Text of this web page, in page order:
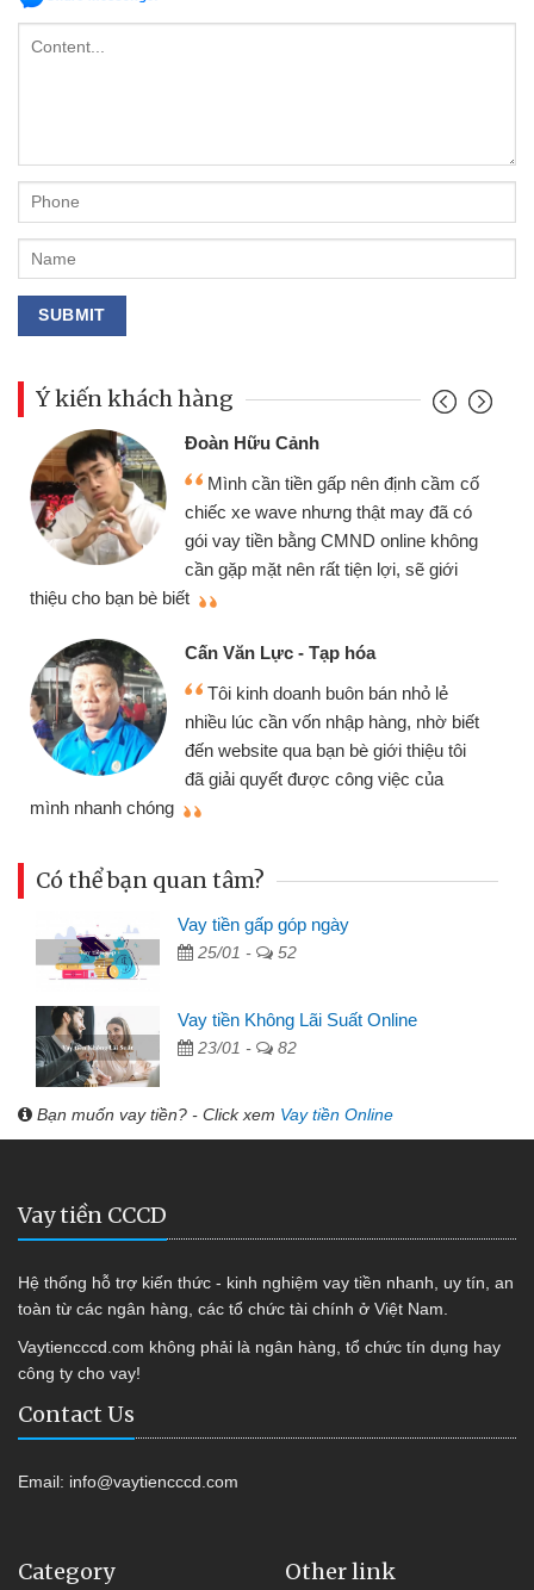
Ý kiến khách hàng
Đoàn Hữu Cảnh
Mình cần tiền gấp nên định cầm cố
chiếc xe wave nhưng thật may đã có
gói vay tiền bằng CMND online không
cần gặp mặt nên rất tiện lợi, sẽ giới
thiệu cho bạn bè biết
Cấn Văn Lực - Tạp hóa
Tôi kinh doanh buôn bán nhỏ lẻ
nhiều lúc cần vốn nhập hàng, nhờ biết
đến website qua bạn bè giới thiệu tôi
đã giải quyết được công việc của
mình nhanh chóng
Có thể bạn quan tâm?
Vay tiền gấp góp ngày
25/01 - 52
Vay tiền Không Lãi Suất Online
23/01 - 82
Bạn muốn vay tiền? - Click xem Vay tiền Online
Vay tiền CCCD
Hệ thống hỗ trợ kiến thức - kinh nghiệm vay tiền nhanh, uy tín, an
toàn từ các ngân hàng, các tổ chức tài chính ở Việt Nam.
Vaytiencccd.com không phải là ngân hàng, tổ chức tín dụng hay
công ty cho vay!
Contact Us
Email: info@vaytiencccd.com
Category Other link